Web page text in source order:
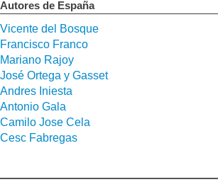
Autores de España
Vicente del Bosque
Francisco Franco
Mariano Rajoy
José Ortega y Gasset
Andres Iniesta
Antonio Gala
Camilo Jose Cela
Cesc Fabregas